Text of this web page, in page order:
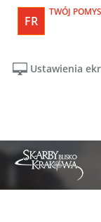
FR
TWÓJ
Ustawienia